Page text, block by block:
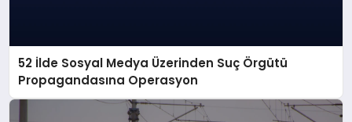
52 İlde Sosyal Medya Üzerinden Suç Örgütü
Propagandasına Operasyon